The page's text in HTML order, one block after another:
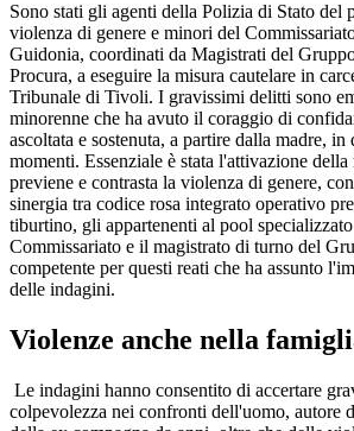
Sono stati gli agenti della Polizia di Stato del
violenza di genere e minori del
Guidonia, coordinati da Magistrati del
Procura, a eseguire la misura cautelare in
Tribunale di Tivoli. I gravissimi delitti sono
minorenne che ha avuto il coraggio di
ascoltata e sostenuta, a partire dalla madre,
momenti. Essenziale è stata l'attivazione
previene e contrasta la violenza di genere,
sinergia tra codice rosa integrato operativo
tiburtino, gli appartenenti al pool
Commissariato e il magistrato di turno del
competente per questi reati che ha assunto
delle indagini.
Violenze anche nella
Le indagini hanno consentito di accertare
colpevolezza nei confronti dell'uomo, autore